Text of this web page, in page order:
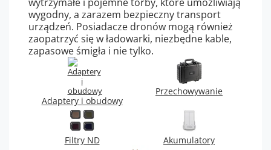
wygodny, a zarazem bezpieczny transport
urządzeń. Posiadacze dronów mogą również
zaopatrzyć się w ładowarki, niezbędne kable,
zapasowe śmigła i nie tylko.
Adaptery i obudowy
Przechowywanie
Filtry ND Akumulatory